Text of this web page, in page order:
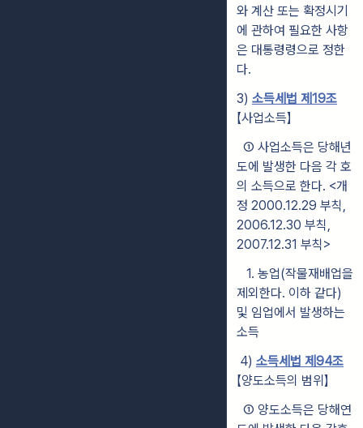
와 계산 또는 확정시기
에 관하여 필요한 사항
은 대통령령으로 정한
다.
3) 소득세법 제19조
【사업소득】
① 사업소득은 당해년
도에 발생한 다음 각 호
의 소득으로 한다. <개
정 2000.12.29 부칙,
2006.12.30 부칙,
2007.12.31 부칙>
1. 농업(작물재배업을
제외한다. 이하 같다)
및 임업에서 발생하는
소득
4) 소득세법 제94조
【양도소득의 범위】
① 양도소득은 당해연